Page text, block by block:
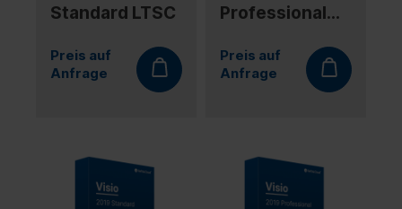
Standard LTSC
Preis auf
Anfrage
Professional
Preis auf
Anfrage